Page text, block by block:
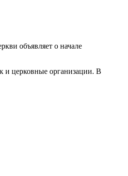
объявляет о начале
и церковные организации. В